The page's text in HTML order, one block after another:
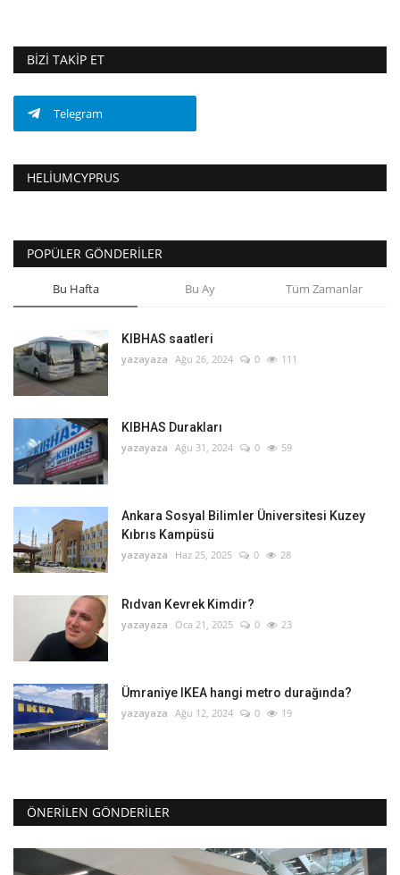
BIZI TAKIP ET
Telegram
HELIUMCYPRUS
POPÜLER GÖNDERILER
Bu Hafta Bu Ay Tüm Zamanlar
KIBHAS saatleri
yazayaza Ağu 26, 2024 0 111
KIBHAS Durakları
yazayaza Ağu 31, 2024 0 59
Ankara Sosyal Bilimler Üniversitesi Kuzey
Kıbrıs Kampüsü
yazayaza Haz 25, 2025 0 28
Rıdvan Kevrek Kimdir?
yazayaza Oca 21, 2025 0 23
Ümraniye IKEA hangi metro durağında?
yazayaza Ağu 12, 2024 0 19
ÖNERILEN GÖNDERILER